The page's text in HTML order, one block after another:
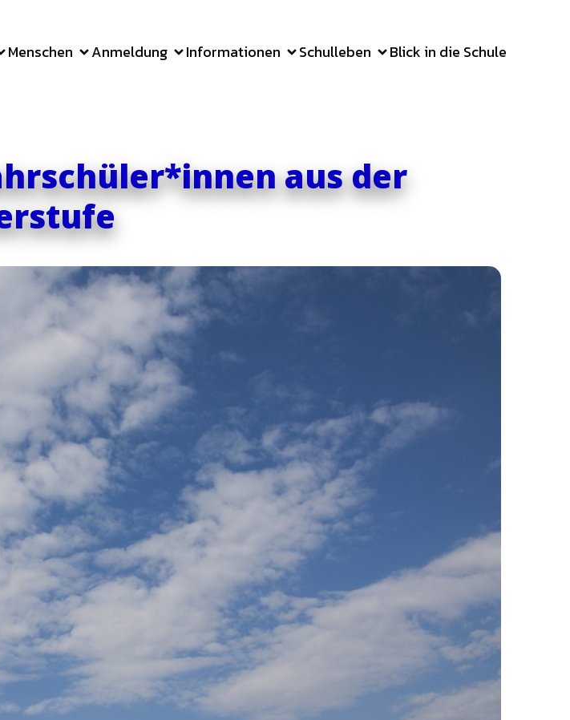
Menschen Anmeldung Informationen Schulleben Blick in die Schule
aus der